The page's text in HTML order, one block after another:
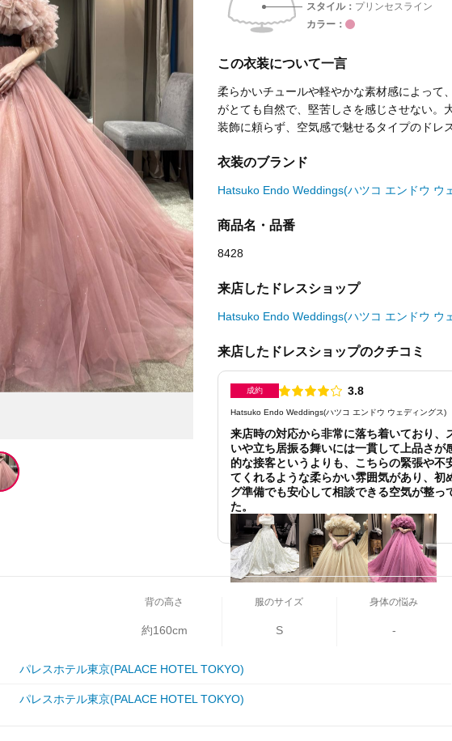
スタイル
プリンセスライン
カラー
この衣装について一言
柔らかいチュールや軽やかな素材感によって
がとても自然で、堅苦しさを感じさせない。
装飾に頼らず、空気感で魅せるタイプのドレス
衣装のブランド
Hatsuko Endo Weddings(ハツコ エンドウ ウ
商品名・品番
8428
来店したドレスショップ
Hatsuko Endo Weddings(ハツコ エンドウ ウ
来店したドレスショップのクチコミ
成約 点数
3.8
Hatsuko Endo Weddings(ハツコ エンドウ ウェディングス)
来店時の対応から非常に落ち着いており、
いや立ち居振る舞いには一貫して上品さが
的な接客というよりも、こちらの緊張や不
てくれるような柔らかい雰囲気があり、初
グ準備でも安心して相談できる空気が整っ
た。
背の高さ
約160cm
服のサイズ
S
身体の悩み
-
パレスホテル東京(PALACE HOTEL TOKYO)
パレスホテル東京(PALACE HOTEL TOKYO)